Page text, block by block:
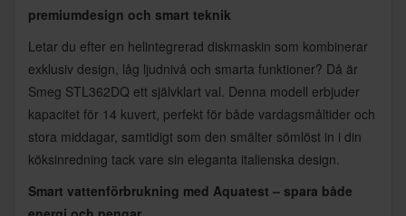
premiumdesign och smart teknik
Letar du efter en helintegrerad diskmaskin som kombinerar
exklusiv design, låg ljudnivå och smarta funktioner? Då är
Smeg STL362DQ ett självklart val. Denna modell erbjuder
kapacitet för 14 kuvert, perfekt för både vardagsmåltider och
stora middagar, samtidigt som den smälter sömlöst in i din
köksinredning tack vare sin eleganta italienska design.
Smart vattenförbrukning med Aquatest – spara både